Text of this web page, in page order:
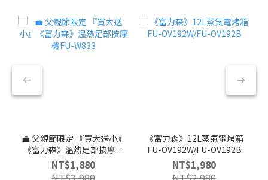
💼 父親節限定 『買大送小』
《富力森》溫熱足部按摩機
FU-W833
NT$1,880
《富力森》12L蒸氣電烤箱
FU-OV192W/FU-OV192B
NT$1,980